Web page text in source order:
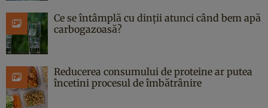
Ce se întâmplă cu dinții atunci când bem apă
carbogazoasă?
Reducerea consumului de proteine ar putea
încetini procesul de îmbătrânire